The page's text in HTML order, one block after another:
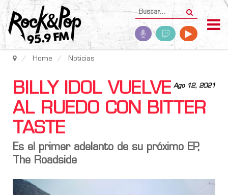
Home Noticias
Ago 12, 2021
BILLY IDOL VUELVE
AL RUEDO CON BITTER
TASTE
Es el primer adelanto de su próximo EP,
The Roadside